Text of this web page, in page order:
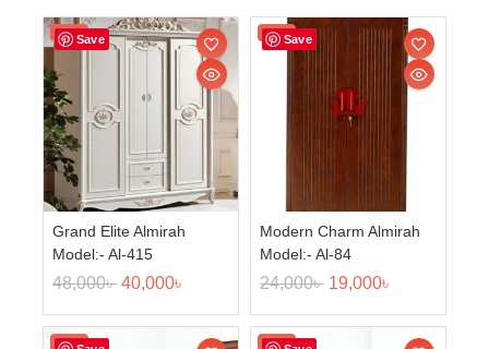
Save
Sale!
Grand Elite Almirah
Model:- Al-415
48,000৳ 40,000৳
Save
Sale!
Modern Charm Almirah
Model:- Al-84
24,000৳ 19,000৳
Sale! Sale!